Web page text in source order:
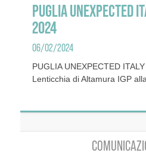
PUGLIA UNEXPECTED
2024
06/02/2024
PUGLIA UNEXPECTED
Lenticchia di Altamura IGP